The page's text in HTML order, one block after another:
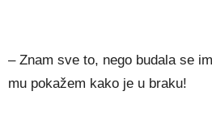
– Znam sve to, nego budala se
mu pokažem kako je u braku!